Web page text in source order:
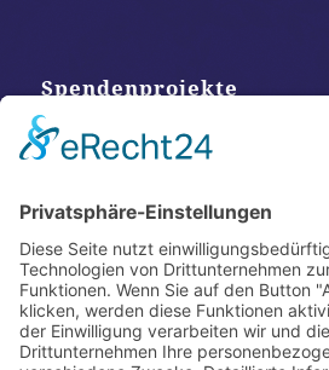
Spendenprojekte
Kontakt